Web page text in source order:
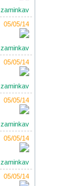
zaminkav , تهران تلفن: 021-88385541
05/05/14
zaminkav , تهران تلفن: 021-88385541
05/05/14
zaminkav , تهران تلفن: 02188385542
05/05/14
zaminkav , تهران تلفن: 02188385541-3
05/05/14
zaminkav , تهران تلفن: 021-88385541
05/05/14